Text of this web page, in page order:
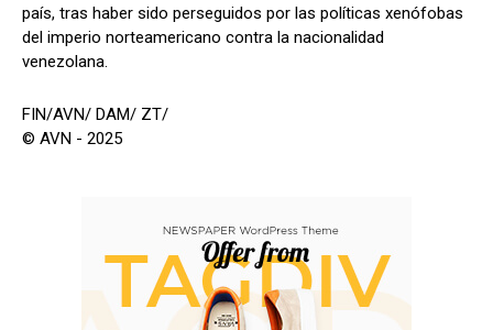
país, tras haber sido perseguidos por las políticas xenófobas
del imperio norteamericano contra la nacionalidad
venezolana.
FIN/AVN/ DAM/ ZT/
© AVN - 2025